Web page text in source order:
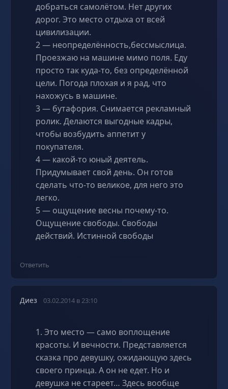
добраться самолётом. Нет других
дорог. Это место отдыха от всей
цивилизации.
2 — неопределённость,бессмыслица.
Проезжаю на машине мимо поля. Еду
просто так куда-то, без определённой
цели. Погода плохая и я рад, что
нахожусь в машине.
3 — бутафория. Снимается рекламный
ролик. Делаются выгодные кадры,
чтобы возбудить аппетит у
покупателя.
4 — какой-то юный деятель.
Придумывает свой день. Он готов
сделать что-то великое, для него это
легко.
5 — ощущение весны почему-то.
Ощущение свободы. Свободы
действий. Истинной свободы
Ответить
Диез 03.02.2014 в 23:10
1. Это место — само воплощение
красоты. И вечности. Представляется
сказка про девушку, ожидающую здесь
своего принца. А он не едет. Но и
девушка не стареет… Здесь вообще